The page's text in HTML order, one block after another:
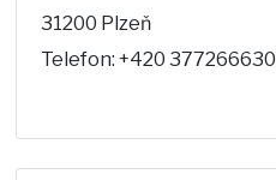
31200 Plzeň
Telefon: +420 377266630